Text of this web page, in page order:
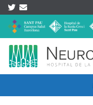
Skip
content